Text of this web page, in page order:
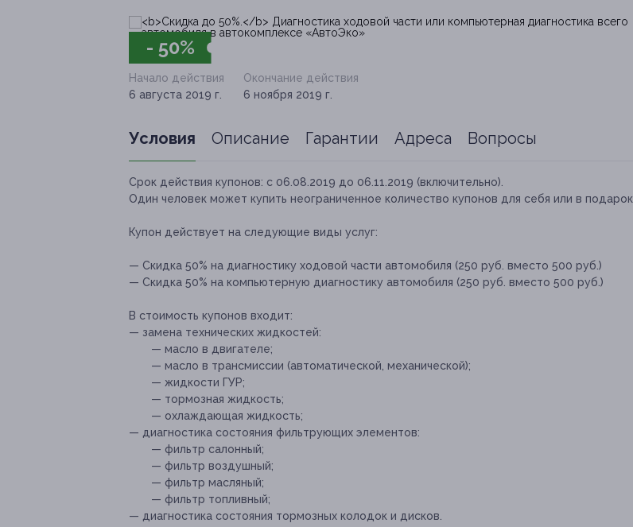
- 50%
Начало действия
6 августа 2019 г.
Окончание действия
6 ноября 2019 г.
Условия Описание Гарантии Адреса Вопросы
Срок действия купонов: с 06.08.2019 до 06.11.2019 (включительно).
Один человек может купить неограниченное количество купонов для себя или в подарок.
Купон действует на следующие виды услуг:
— Скидка 50% на диагностику ходовой части автомобиля (250 руб. вместо 500 руб.)
— Скидка 50% на компьютерную диагностику автомобиля (250 руб. вместо 500 руб.)
В стоимость купонов входит:
— замена технических жидкостей:
— масло в двигателе;
— масло в трансмиссии (автоматической, механической);
— жидкости ГУР;
— тормозная жидкость;
— охлаждающая жидкость;
— диагностика состояния фильтрующих элементов:
— фильтр салонный;
— фильтр воздушный;
— фильтр масляный;
— фильтр топливный;
— диагностика состояния тормозных колодок и дисков.